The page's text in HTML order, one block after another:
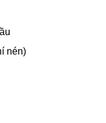
nén)